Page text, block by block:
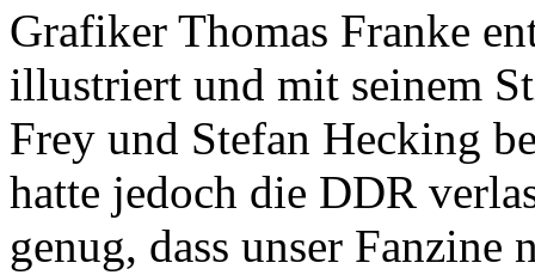
Grafiker Thomas Franke
illustriert und mit seinem
Frey und Stefan Hecking
hatte jedoch die DDR
genug, dass unser